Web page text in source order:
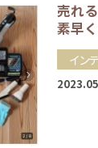
売れ
素早
イン